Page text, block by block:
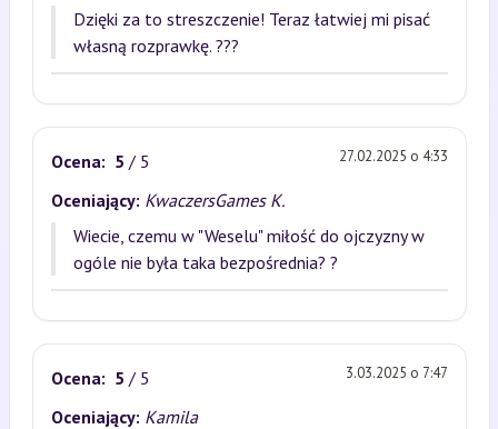
Dzięki za to streszczenie! Teraz łatwiej mi pisać
własną rozprawkę. ???
Ocena: 5 / 5 27.02.2025 o 4:33
Oceniający: KwaczersGames K.
Wiecie, czemu w "Weselu" miłość do ojczyzny w
ogóle nie była taka bezpośrednia? ?
Ocena: 5 / 5 3.03.2025 o 7:47
Oceniający: Kamila